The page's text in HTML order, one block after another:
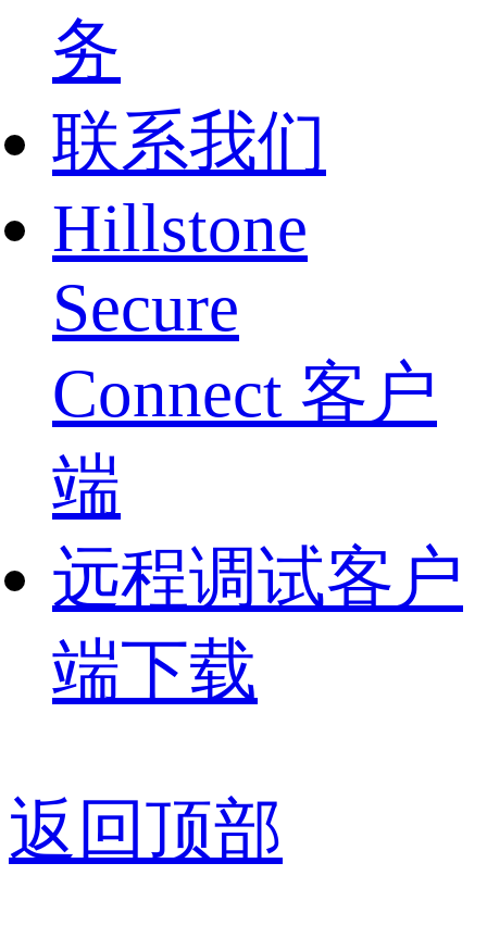
务
联系我们
Hillstone
Secure
Connect 客户
端
远程调试客户
端下载
返回顶部